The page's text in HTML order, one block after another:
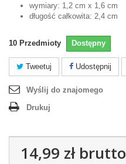
wymiary: 1,2 cm x 1,6 cm
długość całkowita: 2,4 cm
10 Przedmioty Dostępny
Tweetuj Udostępnij
Wyślij do znajomego
Drukuj
14,99 złbrutto